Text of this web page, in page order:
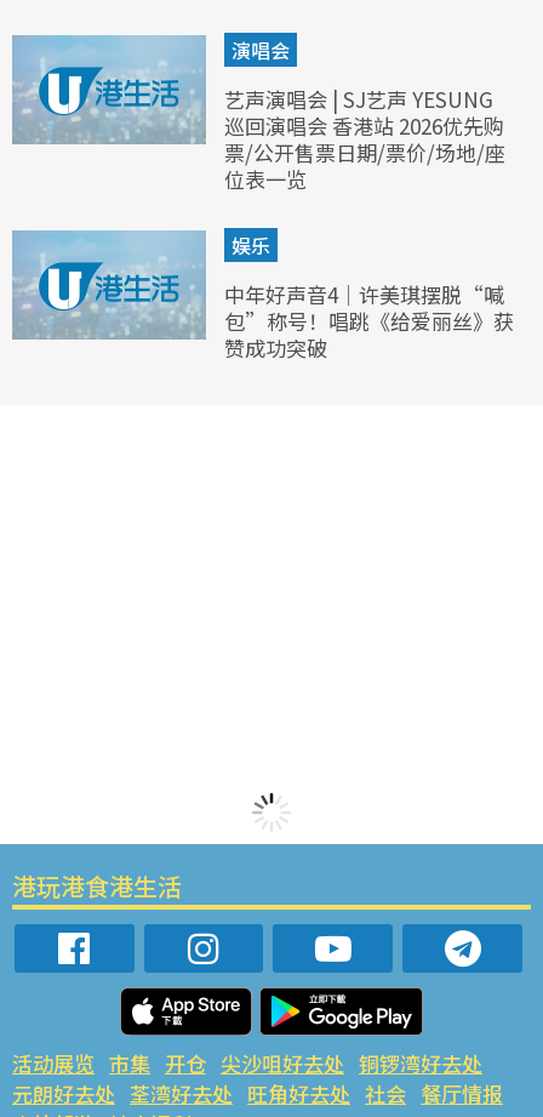
演唱会
艺声演唱会 | SJ艺声 YESUNG
巡回演唱会 香港站 2026优先购
票/公开售票日期/票价/场地/座
位表一览
娱乐
中年好声音4｜许美琪摆脱“喊
包”称号！唱跳《给爱丽丝》获
赞成功突破
港玩港食港生活
活动展览 市集 开仓 尖沙咀好去处 铜锣湾好去处
元朗好去处 荃湾好去处 旺角好去处 社会 餐厅情报